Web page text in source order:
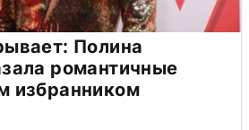
Полина
романтичные
избранником